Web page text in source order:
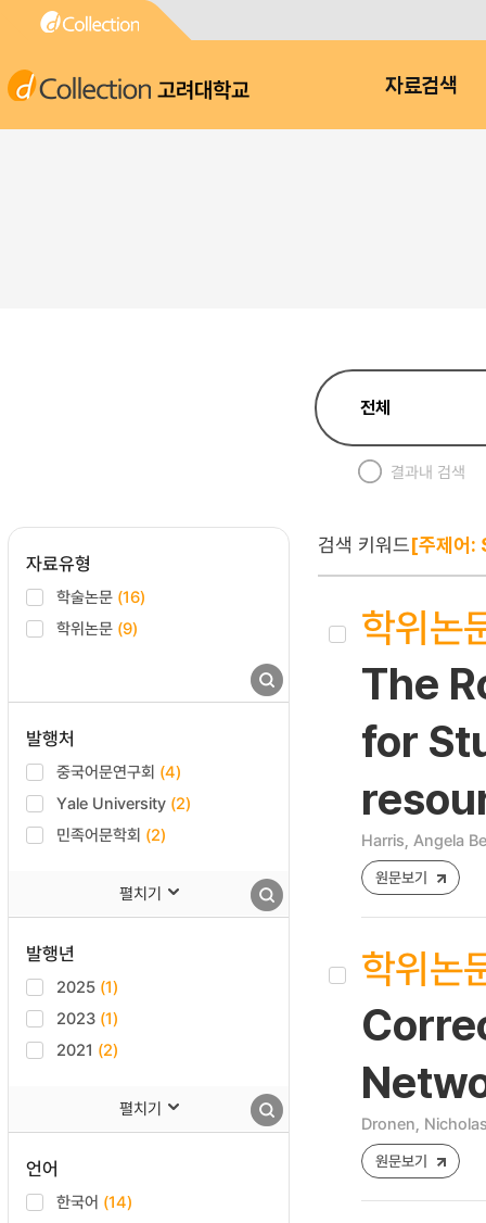
고려대학교 자료검색
결과내 검색
자료유형
학술논문 (16)
학위논문 (9)
발행처
중국어문연구회 (4)
Yale University (2)
민족어문학회 (2)
펼치기
발행년
2025 (1)
2023 (1)
2021 (2)
펼치기
언어
한국어 (14)
검색 키워드[주제어:
학위논
The
for
Harris, Angela
원문보기
학위논
Dronen,
원문보기